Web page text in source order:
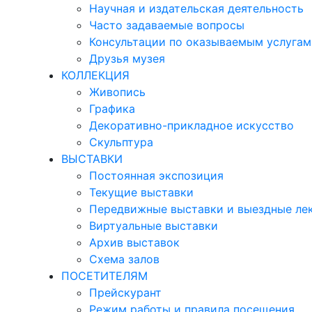
Научная и издательская деятельность
Часто задаваемые вопросы
Консультации по оказываемым услугам
Друзья музея
КОЛЛЕКЦИЯ
Живопись
Графика
Декоративно-прикладное искусство
Скульптура
ВЫСТАВКИ
Постоянная экспозиция
Текущие выставки
Передвижные выставки и выездные
Виртуальные выставки
Архив выставок
Схема залов
ПОСЕТИТЕЛЯМ
Прейскурант
Режим работы и правила посещения